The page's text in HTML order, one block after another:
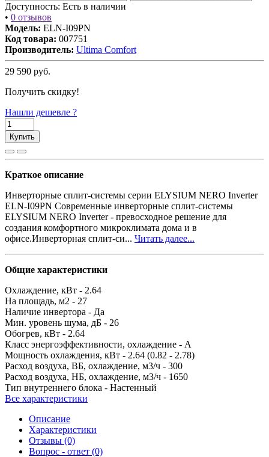
Доступность: Есть в наличии
• 0 отзывов
Модель: ELN-I09PN
Код товара: 007751
Производитель: Ultima Comfort
29 590 руб.
Получить скидку!
Нашли дешевле ?
Купить
Краткое описание
Инверторные сплит-системы серии ELYSIUM NERO Inverter
ELN-I09PN Современные инверторные сплит-системы
ELYSIUM NERO Inverter - превосходное решение для
создания комфортного микроклимата дома и в
офисе.Инверторная сплит-си... Читать далее...
Общие характеристики
Охлаждение, кВт - 2.64
На площадь, м2 - 27
Наличие инвертора - Да
Мин. уровень шума, дБ - 26
Обогрев, кВт - 2.64
Класс энергоэффективности, охлаждение - A
Мощность охлаждения, кВт - 2.64 (0.82 - 2.78)
Расход воздуха, ВБ, охлаждение, м3/ч - 300
Расход воздуха, НБ, охлаждение, м3/ч - 1650
Тип внутреннего блока - Настенный
Все характеристики
Описание
Характеристики
Отзывы (0)
Вопрос - ответ (0)